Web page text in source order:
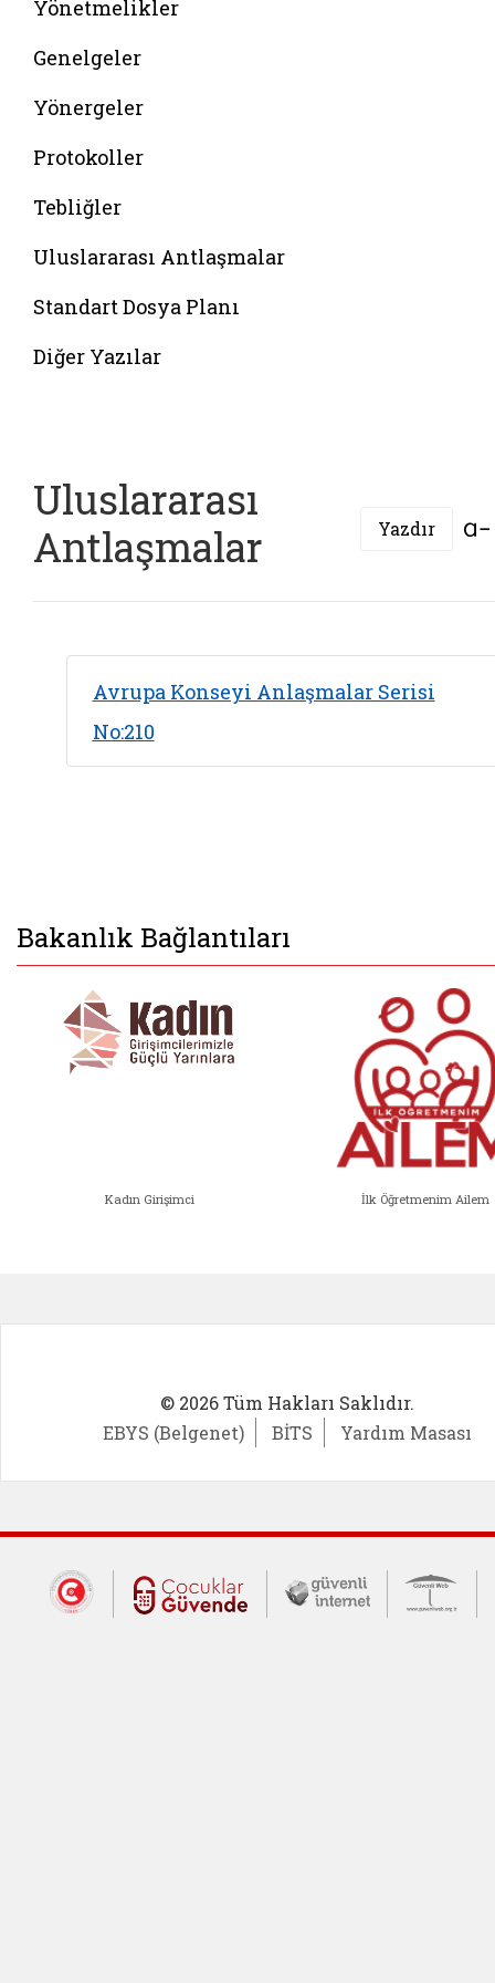
Yönetmelikler
Genelgeler
Yönergeler
Protokoller
Tebliğler
Uluslararası Antlaşmalar
Standart Dosya Planı
Diğer Yazılar
Uluslararası
Antlaşmalar
Yazdır
Avrupa Konseyi Anlaşmalar Serisi
No:210
Bakanlık Bağlantıları
Kadın Girişimci İlk Öğretmenim Ailem
© 2026 Tüm Hakları Saklıdır.
EBYS (Belgenet)
BİTS Yardım Masası
Dış Bağlantılar
Cumhurbaşkanlığı İletişim Merkezi
Çocuklar Güvende (yeni
Güvenli